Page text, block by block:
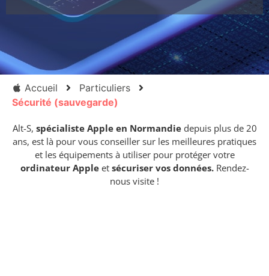
Accueil
Particuliers
Sécurité (sauvegarde)
Alt-S, spécialiste Apple en Normandiedepuis plus de 20
ans, est là pour vous conseiller sur les meilleures pratiques
et les équipements à utiliser pour protéger votre
ordinateur Appleet sécuriser vos données.Rendez-
nous visite !